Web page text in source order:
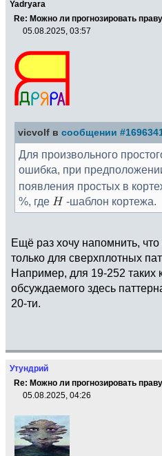
Yadryara
Re: Можно ли прогнозировать
05.08.2025, 03:57
vicvolf в сообщении
Для произвольного
ошибка, при
появления простых в
%, где
-шаблон кортежа.
Ещё раз хочу напомнить,
только для сверхплотных
Например, для 19-252 таких
обсуждаемого здесь
20-ти.
Утундрий
Re: Можно ли прогнозировать
05.08.2025, 04:26